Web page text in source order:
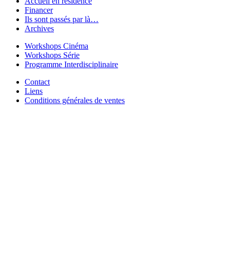
Financer
Ils sont passés par là…
Archives
Workshops Cinéma
Workshops Série
Programme Interdisciplinaire
Contact
Liens
Conditions générales de ventes